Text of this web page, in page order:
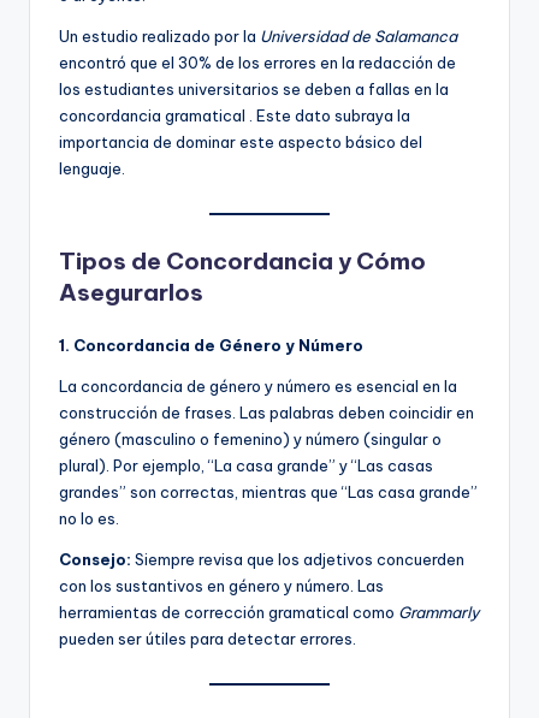
Un estudio realizado por la Universidad de Salamanca
encontró que el 30% de los errores en la redacción de
los estudiantes universitarios se deben a fallas en la
concordancia gramatical . Este dato subraya la
importancia de dominar este aspecto básico del
lenguaje.
Tipos de Concordancia y Cómo
Asegurarlos
1. Concordancia de Género y Número
La concordancia de género y número es esencial en la
construcción de frases. Las palabras deben coincidir en
género (masculino o femenino) y número (singular o
plural). Por ejemplo, “La casa grande” y “Las casas
grandes” son correctas, mientras que “Las casa grande”
no lo es.
Consejo: Siempre revisa que los adjetivos concuerden
con los sustantivos en género y número. Las
herramientas de corrección gramatical como Grammarly
pueden ser útiles para detectar errores.